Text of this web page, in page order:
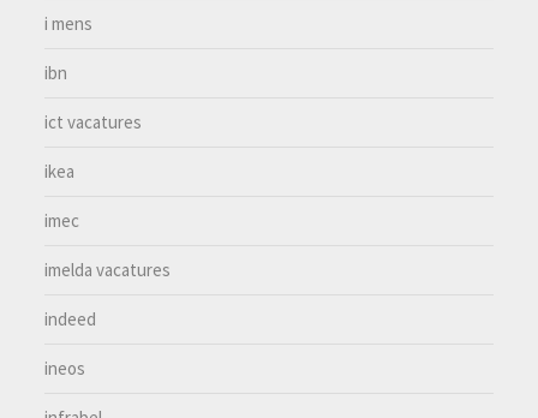
i mens
ibn
ict vacatures
ikea
imec
imelda vacatures
indeed
ineos